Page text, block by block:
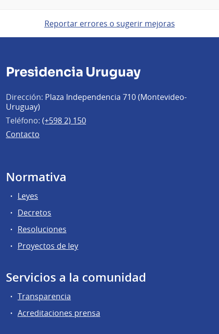
Reportar errores o sugerir mejoras
Presidencia Uruguay
Dirección: Plaza Independencia 710 (Montevideo-
Uruguay)
Teléfono: (+598 2) 150
Contacto
Normativa
Leyes
Decretos
Resoluciones
Proyectos de ley
Servicios a la comunidad
Transparencia
Acreditaciones prensa